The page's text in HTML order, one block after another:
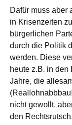
Dafür muss aber
in Krisenzeiten
bürgerlichen
durch die Politik
werden. Diese
heute z.B. in
Jahre, die
nicht gewollt,
den